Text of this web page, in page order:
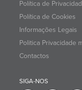
Política de
Política de Cookies
Informações Legais
Politica Privacidade
Contactos
SIGA-NOS